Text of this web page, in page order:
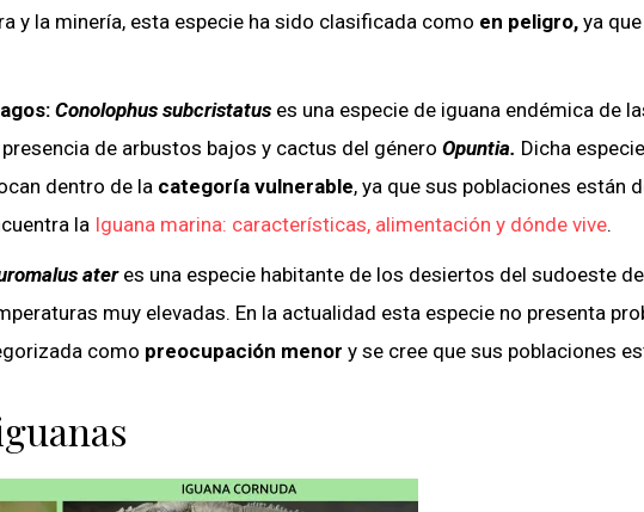
y la minería, esta especie ha sido clasificada como en peligro, ya
Conolophus subcristatus es una especie de iguana endémica de
de arbustos bajos y cactus del género Opuntia. Dicha
dentro de la categoría vulnerable, ya que sus poblaciones están
la Iguana marina: características, alimentación y dónde vive.
ater es una especie habitante de los desiertos del sudoeste
muy elevadas. En la actualidad esta especie no presenta
como preocupación menor y se cree que sus poblaciones